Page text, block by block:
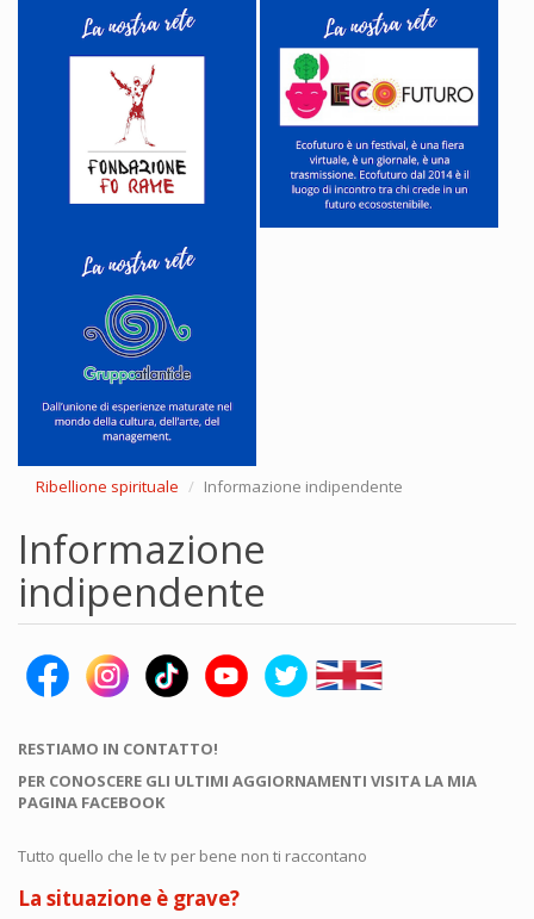
Ribellione spirituale Informazione indipendente
Informazione
indipendente
RESTIAMO IN CONTATTO!
PER CONOSCERE GLI ULTIMI AGGIORNAMENTI VISITA LA MIA
PAGINA FACEBOOK
Tutto quello che le tv per bene non ti raccontano
La situazione è grave?